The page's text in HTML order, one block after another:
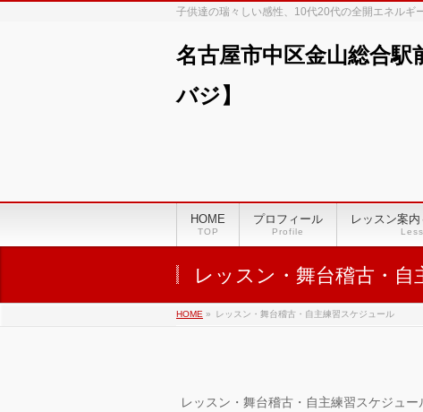
子供達の瑞々しい感性、10代20代の全開エネルギ
名古屋市中区金山総合
バジ】
HOME
TOP
プロフィール
Profile
レッスン案
レッスン・舞台稽古・
HOME » レッスン・舞台稽古・自主練習スケジュール
レッスン・舞台稽古・自主練習スケジュー
02:00
03:00
05:00